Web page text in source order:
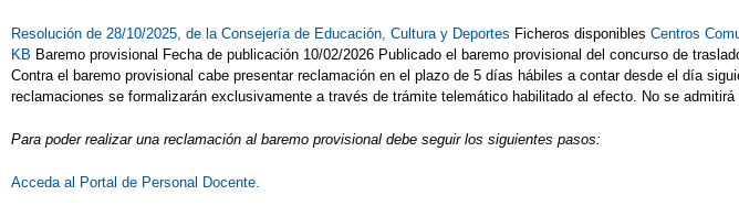
Resolución de 28/10/2025, de la Consejería de Educación, Cultura y Deportes Ficheros disponibles Centros
KB Baremo provisional Fecha de publicación 10/02/2026 Publicado el baremo provisional del concurso de
Contra el baremo provisional cabe presentar reclamación en el plazo de 5 días hábiles a contar desde el día
reclamaciones se formalizarán exclusivamente a través de trámite telemático habilitado al efecto. No se
Para poder realizar una reclamación al baremo provisional debe seguir los siguientes pasos:
Acceda al Portal de Personal Docente.